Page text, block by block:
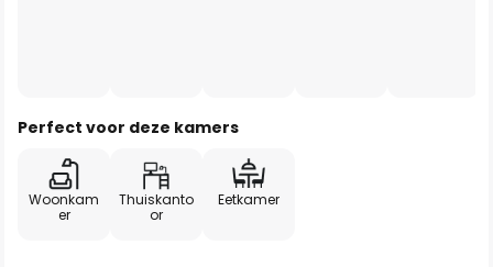
Perfect voor deze kamers
Woonkam
er
Thuiskanto
or
Eetkamer